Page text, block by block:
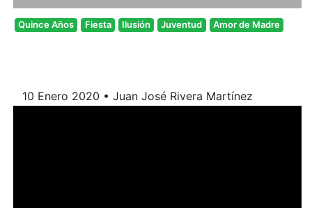
Quince Años Fiesta Ilusión Juventud Amor de Madre
10 Enero 2020 • Juan José Rivera Martínez